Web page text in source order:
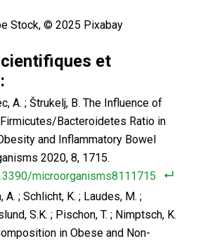
Stock, © 2025 Pixabay
et
A. ; Štrukelj, B. The Influence of
Bacteroidetes Ratio in
and Inflammatory Bowel
2020, 8, 1715.
microorganisms8111715
A. ; Schlicht, K. ; Laudes, M. ;
S.K. ; Pischon, T. ; Nimptsch, K.
in Obese and Non-